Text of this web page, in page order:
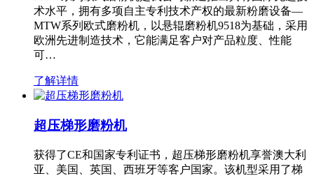
术水平，拥有多项自主专利技术产权的最新粉磨设备—
MTW系列欧式磨粉机，以悬辊磨粉机9518为基础，采用
欧洲先进制造技术，它能满足客户对产品粒度、性能
可…
了解详情
超压梯形磨粉机
获得了CE和国家专利证书，超压梯形磨粉机享誉澳大利
亚、美国、英国、西班牙等客户国家。该机型采用了梯